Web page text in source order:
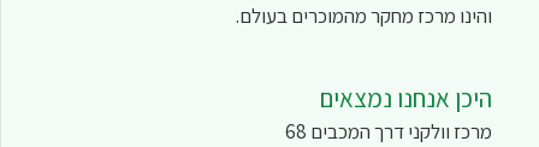
והינו מרכז מחקר מהמוכרים בעולם.
היכן אנחנו נמצאים
מרכז וולקני דרך המכבים 68